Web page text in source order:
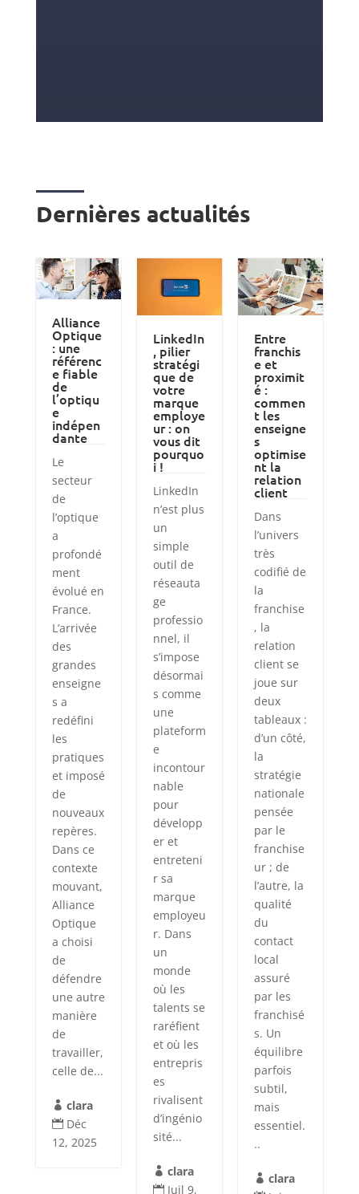
Dernières actualités
Alliance
Optique
: une
référenc
e fiable
de
l’optiqu
e
indépen
dante
Le
secteur
de
l’optique
a
profondé
ment
évolué en
France.
L’arrivée
des
grandes
enseigne
s a
redéfini
les
pratiques
et imposé
de
nouveaux
repères.
Dans ce
contexte
mouvant,
Alliance
Optique
a choisi
de
défendre
une autre
manière
de
travailler,
celle de...
 clara
 Déc
12, 2025
LinkedIn
, pilier
stratégi
que de
votre
marque
employe
ur : on
vous dit
pourquo
i !
LinkedIn
n’est plus
un
simple
outil de
réseauta
ge
professio
nnel, il
s’impose
désormai
s comme
une
plateform
e
incontour
nable
pour
développ
er et
entreteni
r sa
marque
employeu
r. Dans
un
monde
où les
talents se
raréfient
et où les
entrepris
es
rivalisent
d’ingénio
sité...
 clara
 Juil 9,
Entre
franchis
e et
proximit
é :
commen
t les
enseigne
s
optimise
nt la
relation
client
Dans
l’univers
très
codifié de
la
franchise
, la
relation
client se
joue sur
deux
tableaux :
d’un côté,
la
stratégie
nationale
pensée
par le
franchise
ur ; de
l’autre, la
qualité
du
contact
local
assuré
par les
franchisé
s. Un
équilibre
parfois
subtil,
mais
essentiel.
..
 clara